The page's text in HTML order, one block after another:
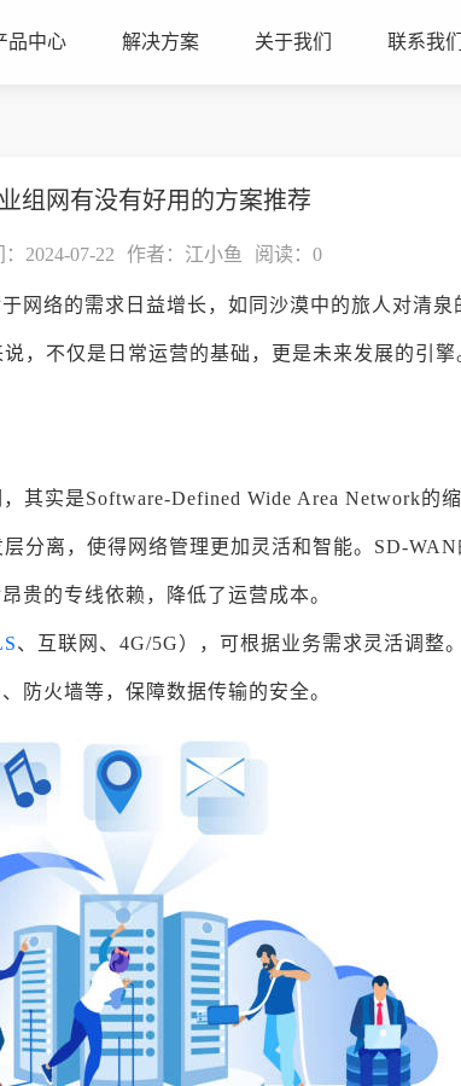
品中心 解决方案 关于我们 联系我们
组网有没有好用的方案推荐
2024-07-22 作者：江小鱼 阅读： 0
网络的需求日益增长，如同沙漠中的旅人对清泉
，不仅是日常运营的基础，更是未来发展的引擎
其实是Software-Defined Wide Area Network的
分离，使得网络管理更加灵活和智能。SD-WAN
贵的专线依赖，降低了运营成本。
、互联网、4G/5G），可根据业务需求灵活调整。
防火墙等，保障数据传输的安全。